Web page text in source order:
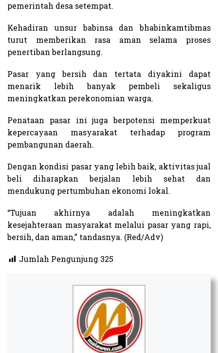
pemerintah desa setempat.
Kehadiran unsur babinsa dan bhabinkamtibmas
turut memberikan rasa aman selama proses
penertiban berlangsung.
Pasar yang bersih dan tertata diyakini dapat
menarik lebih banyak pembeli sekaligus
meningkatkan perekonomian warga.
Penataan pasar ini juga berpotensi memperkuat
kepercayaan masyarakat terhadap program
pembangunan daerah.
Dengan kondisi pasar yang lebih baik, aktivitas jual
beli diharapkan berjalan lebih sehat dan
mendukung pertumbuhan ekonomi lokal.
“Tujuan akhirnya adalah meningkatkan
kesejahteraan masyarakat melalui pasar yang rapi,
bersih, dan aman,” tandasnya. (Red/Adv)
Jumlah Pengunjung 325